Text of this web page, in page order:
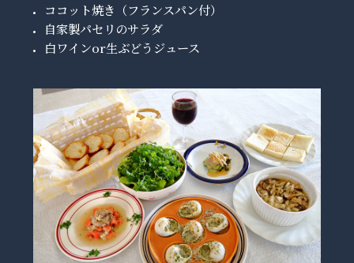
ココット焼き（フランスパン付）
自家製パセリのサラダ
白ワインor生ぶどうジュース